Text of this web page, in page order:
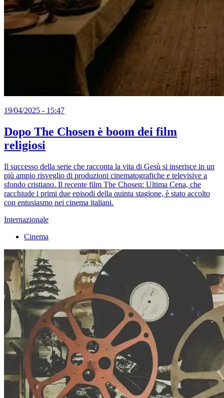
19/04/2025 - 15:47
Dopo The Chosen è boom dei film
religiosi
Il successo della serie che racconta la vita di Gesù si inserisce in un
più ampio risveglio di produzioni cinematografiche e televisive a
sfondo cristiano. Il recente film The Chosen: Ultima Cena, che
racchiude i primi due episodi della quinta stagione, è stato accolto
con entusiasmo nei cinema italiani.
Internazionale
Cinema